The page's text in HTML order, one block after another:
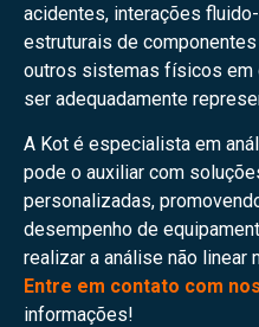
acidentes, interações
estruturais de
outros sistemas físicos em
ser adequadamente
A Kot é especialista em
pode o auxiliar com
personalizadas,
desempenho de
realizar a análise não linear
Entre em contato com
informações!